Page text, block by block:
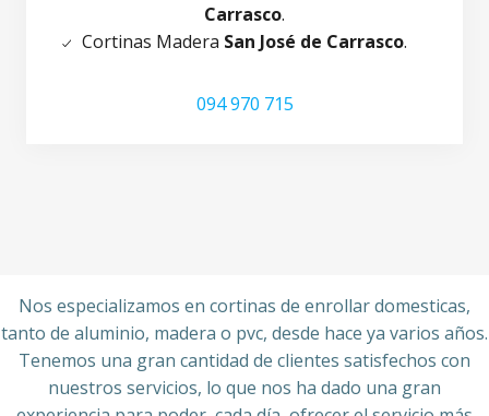
Carrasco.
Cortinas Madera San José de Carrasco.
094 970 715
Nos especializamos en cortinas de enrollar domesticas,
tanto de aluminio, madera o pvc, desde hace ya varios años.
Tenemos una gran cantidad de clientes satisfechos con
nuestros servicios, lo que nos ha dado una gran